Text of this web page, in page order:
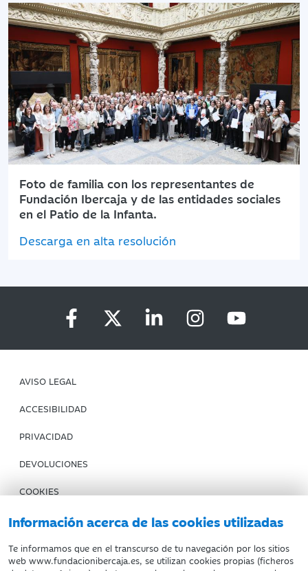
Información acerca de las cookies utilizadas
Te informamos que en el transcurso de tu navegación por los sitios
web www.fundacionibercaja.es, se utilizan cookies propias (ficheros
Foto de familia con los representantes de
Fundación Ibercaja y de las entidades sociales
en el Patio de la Infanta.
Descarga en alta resolución
AVISO LEGAL
ACCESIBILIDAD
PRIVACIDAD
DEVOLUCIONES
COOKIES
CONDICIONES DE COMPRA
IBERCAJA BANCO